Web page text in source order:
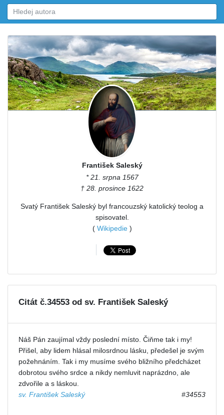
František Saleský
* 21. srpna 1567
† 28. prosince 1622
Svatý František Saleský byl francouzský katolický teolog a
spisovatel.
( Wikipedie)
Citát č.34553 od sv. František Saleský
Náš Pán zaujímal vždy poslední místo. Čiňme tak i my!
Přišel, aby lidem hlásal milosrdnou lásku, předešel je svým
požehnáním. Tak i my musíme svého bližního předcházet
dobrotou svého srdce a nikdy nemluvit naprázdno, ale
zdvořile a s láskou.
sv. František Saleský
#34553